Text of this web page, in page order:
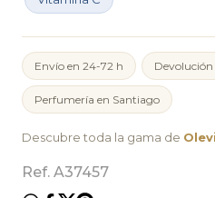
Envío en 24-72 h Devolución
Perfumería en Santiago
Descubre toda la gama de Olevi
Ref. A37457